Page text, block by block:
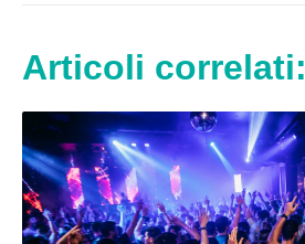
Articoli correlati: